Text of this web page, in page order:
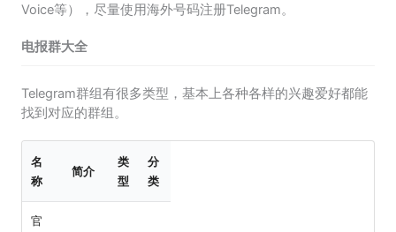
Voice等），尽量使用海外号码注册Telegram。
电报群大全
Telegram群组有很多类型，基本上各种各样的兴趣爱好都能
找到对应的群组。
名
称
简介
类
型
分
类
官